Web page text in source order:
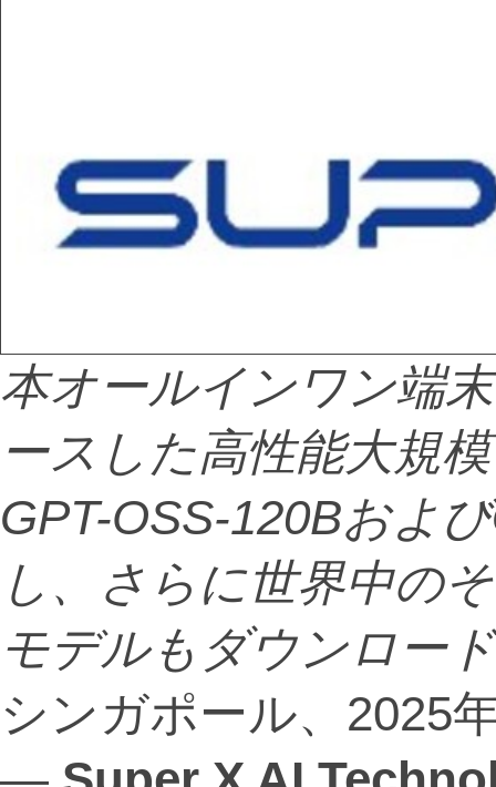
本オールインワン端
ースした高性能大規
GPT-OSS-120Bおよ
し、さらに世界中の
モデルもダウンロー
シンガポール、2025